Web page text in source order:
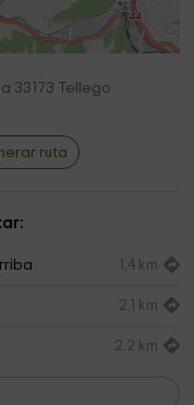
33173
Tellego
ruta
1,4 km
2,1 km
2,2 km